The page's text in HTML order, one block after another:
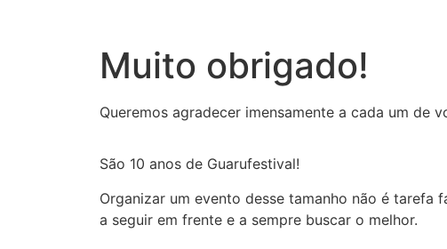
Muito obrigado!
Queremos agradecer imensamente a cada um
São 10 anos de Guarufestival!
Organizar um evento desse tamanho não é tarefa
a seguir em frente e a sempre buscar o melhor.